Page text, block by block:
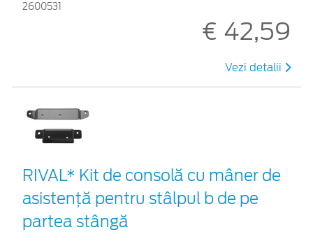
2600531
€ 42,59
Vezi detalii
RIVAL* Kit de consolă cu mâner de
asistență pentru stâlpul b de pe
partea stângă